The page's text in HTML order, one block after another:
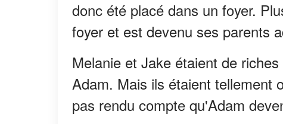
donc été placé dans un foyer.
foyer et est devenu ses parents
Melanie et Jake étaient de
Adam. Mais ils étaient tellement
pas rendu compte qu'Adam